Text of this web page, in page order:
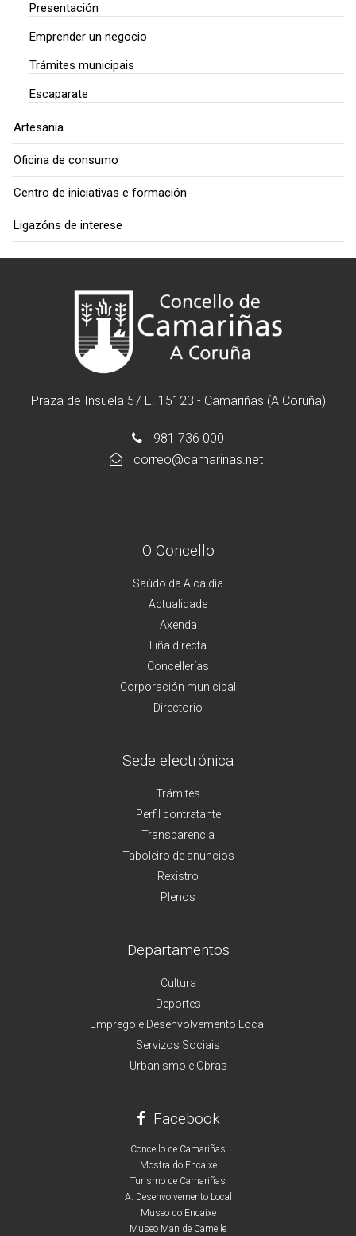
Presentación
Emprender un negocio
Trámites municipais
Escaparate
Artesanía
Oficina de consumo
Centro de iniciativas e formación
Ligazóns de interese
Praza de Insuela 57 E. 15123 - Camariñas (A Coruña)
981 736 000
correo@camarinas.net
O Concello
Saúdo da Alcaldía
Actualidade
Axenda
Liña directa
Concellerías
Corporación municipal
Directorio
Sede electrónica
Trámites
Perfil contratante
Transparencia
Taboleiro de anuncios
Rexistro
Plenos
Departamentos
Cultura
Deportes
Emprego e Desenvolvemento Local
Servizos Sociais
Urbanismo e Obras
Facebook
Concello de Camariñas
Mostra do Encaixe
Turismo de Camariñas
A. Desenvolvemento Local
Museo do Encaixe
Museo Man de Camelle